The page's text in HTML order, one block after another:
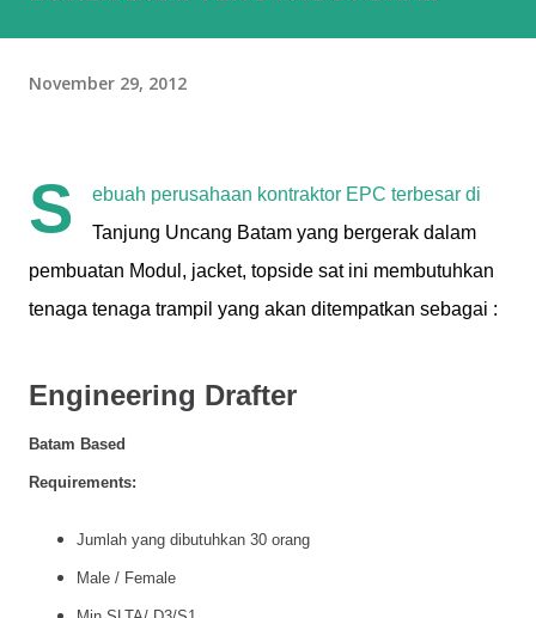
November 29, 2012
S ebuah perusahaan kontraktor EPC terbesar di
Tanjung Uncang Batam yang bergerak dalam
pembuatan Modul , jacket, topside sat ini membutuhkan
tenaga tenaga trampil yang akan ditempatkan sebagai :
Engineering Drafter
Batam Based
Requirements:
Jumlah yang dibutuhkan 30 orang
Male / Female